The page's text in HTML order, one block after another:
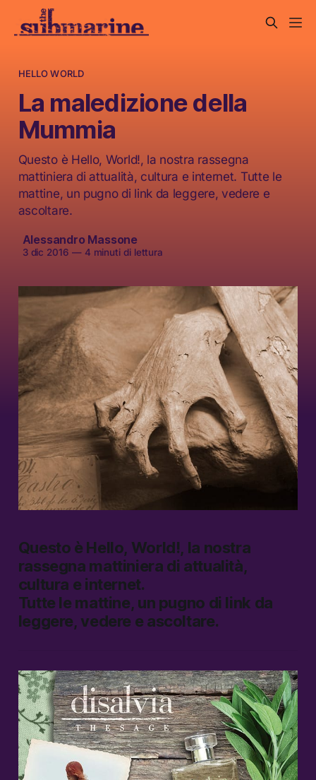
HELLO WORLD
La maledizione della
Mummia
Questo è Hello, World!, la nostra rassegna
mattiniera di attualità, cultura e internet. Tutte le
mattine, un pugno di link da leggere, vedere e
ascoltare.
Alessandro Massone
3 dic 2016 —4 minuti di lettura
Questo è Hello, World!, la nostra
rassegna mattiniera di attualità,
cultura e internet.
Tutte le mattine, un pugno di link da
leggere, vedere e ascoltare.